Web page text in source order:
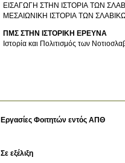
ΕΙΣΑΓΩΓΗ ΣΤΗΝ ΙΣΤΟΡΙΑ ΤΩΝ
ΜΕΣΑΙΩΝΙΚΗ ΙΣΤΟΡΙΑ ΤΩΝ
ΠΜΣ ΣΤΗΝ ΙΣΤΟΡΙΚΗ ΕΡΕΥΝΑ
Ιστορία και Πολιτισμός των
Εργασίες Φοιτητών εντός ΑΠΘ
Σε εξέλιξη